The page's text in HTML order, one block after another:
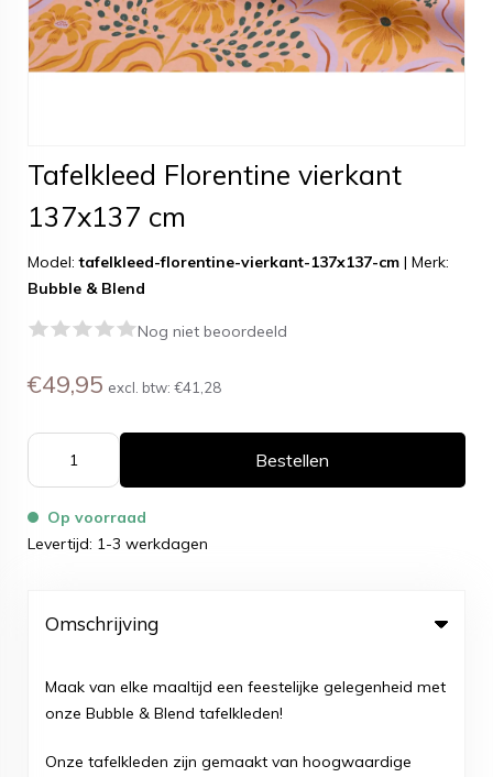
Tafelkleed Florentine vierkant
137x137 cm
Model:tafelkleed-florentine-vierkant-137x137-cm | Merk:
Bubble & Blend
Nog niet beoordeeld
€49,95 excl. btw: €41,28
Bestellen
Op voorraad
Levertijd: 1-3 werkdagen
Omschrijving
Maak van elke maaltijd een feestelijke gelegenheid met
onze Bubble & Blend tafelkleden!
Onze tafelkleden zijn gemaakt van hoogwaardige